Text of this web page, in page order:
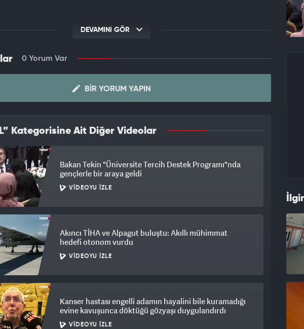
DEVAMINI GÖR
0 Yorum Var
BIR YORUM YAPIN
Kategorisine Ait Diğer Videolar
Bakan Tekin "Üniversite Tercih Destek Programı"nda
gençlerle bir araya geldi
VIDEOYU İZLE
Akıncı TİHA ve Alpagut buluştu: Akıllı mühimmat
hedefi otonom vurdu
VIDEOYU İZLE
Kanser hastası engelli adamın hayalini bile kuramadığı
evine kavuşunca döktüğü gözyaşı duygulandırdı
VIDEOYU İZLE